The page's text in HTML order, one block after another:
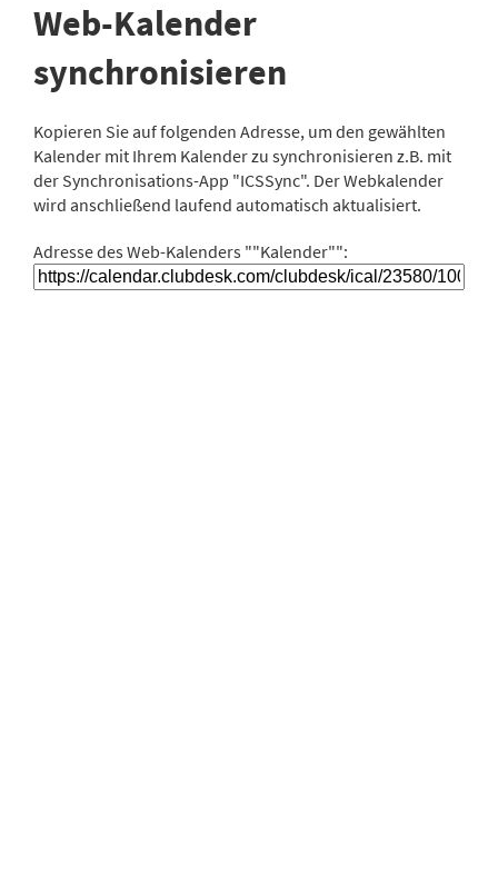
Web-Kalender
synchronisieren
Kopieren Sie auf folgenden Adresse, um den gewählten
Kalender mit Ihrem Kalender zu synchronisieren z.B. mit
der Synchronisations-App "ICSSync". Der Webkalender
wird anschließend laufend automatisch aktualisiert.
Adresse des Web-Kalenders ""Kalender"":